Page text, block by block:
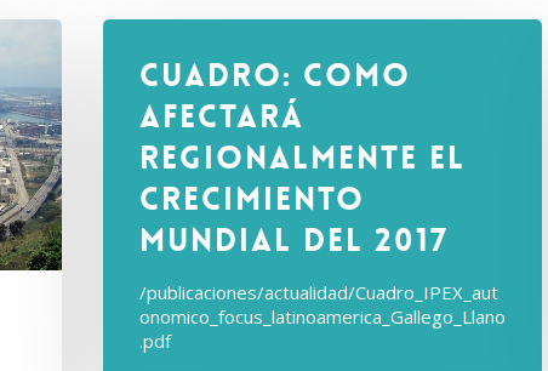
Cuadro: Como
afectará
regionalmente el
crecimiento
mundial del 2017
/publicaciones/actualidad/Cuadro_IPEX_aut
onomico_focus_latinoamerica_Gallego_Llano
.pdf